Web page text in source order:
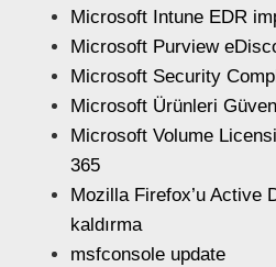
Microsoft Intune EDR
Microsoft Purview
Microsoft Security
Microsoft Ürünleri
Microsoft Volume
365
Mozilla Firefox’u Active
kaldırma
msfconsole update